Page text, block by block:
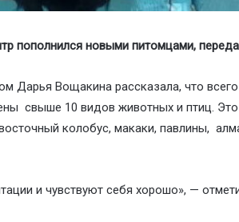
пополнился новыми питомцами,
Дарья Вощакина рассказала, что
свыше 10 видов животных и птиц. Это
колобус, макаки, павлины,
и чувствуют себя хорошо», —